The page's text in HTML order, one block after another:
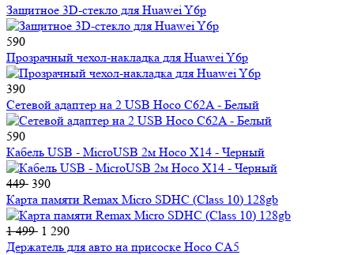
Защитное 3D-стекло для Huawei Y6p
590
Прозрачный чехол-накладка для Huawei Y6p
390
Сетевой адаптер на 2 USB Hoco C62A - Белый
590
Кабель USB - MicroUSB 2м Hoco X14 - Черный
449 390
Карта памяти Remax Micro SDHC (Class 10) 128gb
1 499 1 290
Держатель для авто на присоске Hoco CA5